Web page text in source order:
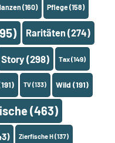
(160) Pflege(158)
Raritäten (274)
Story (298) Tax(149)
TV(133) Wild (191)
(463)
Zierfische H(137)